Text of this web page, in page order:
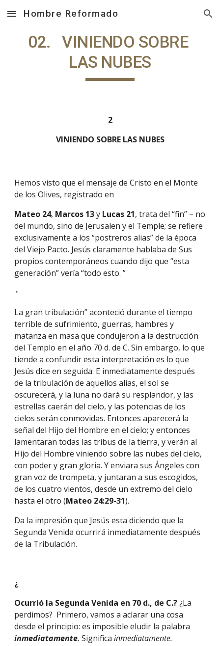
Skip to main content Skip to navigation
Hombre Reformado
02.   VINIENDO SOBRE
LAS NUBES
2
VINIENDO SOBRE LAS NUBES
Hemos visto que el mensaje de Cristo en el Monte
de los Olives, registrado en
Mateo 24, Marcos 13 y Lucas 21, trata del “fin” – no
del mundo, sino de Jerusalen y el Temple; se refiere
exclusivamente a los “postreros alias” de la época
del Viejo Pacto. Jesús claramente hablaba de Sus
propios contemporáneos cuando dijo que “esta
generación” vería “todo esto. ”
"
La gran tribulación” aconteció durante el tiempo
terrible de sufrimiento, guerras, hambres y
matanza en masa que condujeron a la destrucción
del Templo en el año 70 d. de C. Sin embargo, lo que
tiende a confundir esta interpretación es lo que
Jesús dice en seguida: E inmediatamente después
de la tribulación de aquellos alias, el sol se
oscurecerá, y la luna no dará su resplandor, y las
estrellas caerán del cielo, y las potencias de los
cielos serán conmovidas. Entonces aparecerá la
señal del Hijo del Hombre en el cielo; y entonces
lamentaran todas las tribus de la tierra, y verán al
Hijo del Hombre viniendo sobre las nubes del cielo,
con poder y gran gloria. Y enviara sus Ángeles con
gran voz de trompeta, y juntaran a sus escogidos,
de los cuatro vientos, desde un extremo del cielo
hasta el otro (Mateo 24:29-31).
Da la impresión que Jesús esta diciendo que la
Segunda Venida ocurrirá inmediatamente después
de la Tribulación.
¿
Ocurrió la Segunda Venida en 70 d., de C.? ¿La
perdimos?  Primero, vamos a aclarar una cosa
inmediatamente. Significa